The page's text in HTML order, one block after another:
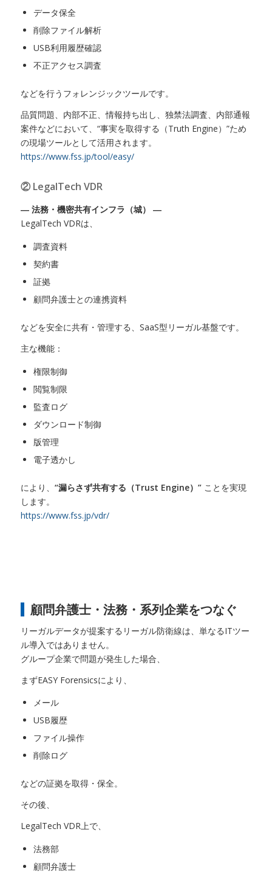
データ保全
削除ファイル解析
USB利用履歴確認
不正アクセス調査
などを行うフォレンジックツールです。
品質問題、内部不正、情報持ち出し、独禁法調査、内部通報
案件などにおいて、“事実を取得する（Truth Engine）”ため
の現場ツールとして活用されます。
https://www.fss.jp/tool/easy/
② LegalTech VDR
― 法務・機密共有インフラ（城） ―
LegalTech VDRは、
調査資料
契約書
証拠
顧問弁護士との連携資料
などを安全に共有・管理する、SaaS型リーガル基盤です。
主な機能：
権限制御
閲覧制限
監査ログ
ダウンロード制御
版管理
電子透かし
により、 “漏らさず共有する（Trust Engine）”ことを実現
します。
https://www.fss.jp/vdr/
顧問弁護士・法務・系列企業をつなぐ
リーガルデータが提案するリーガル防衛線は、単なるITツー
ル導入ではありません。
グループ企業で問題が発生した場合、
まずEASY Forensicsにより、
メール
USB履歴
ファイル操作
削除ログ
などの証拠を取得・保全。
その後、
LegalTech VDR上で、
法務部
顧問弁護士